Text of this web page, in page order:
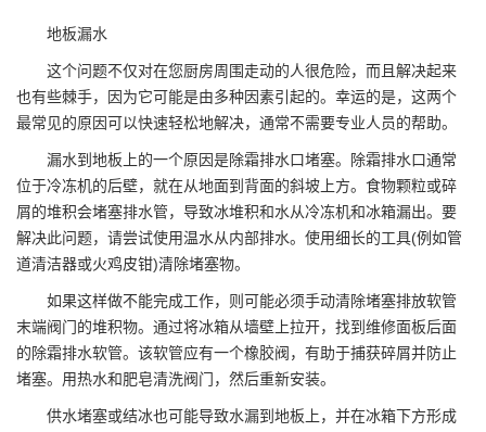
地板漏水
这个问题不仅对在您厨房周围走动的人很危险，而且解决起来
也有些棘手，因为它可能是由多种因素引起的。幸运的是，这两个
最常见的原因可以快速轻松地解决，通常不需要专业人员的帮助。
漏水到地板上的一个原因是除霜排水口堵塞。除霜排水口通常
位于冷冻机的后壁，就在从地面到背面的斜坡上方。食物颗粒或碎
屑的堆积会堵塞排水管，导致冰堆积和水从冷冻机和冰箱漏出。要
解决此问题，请尝试使用温水从内部排水。使用细长的工具(例如管
道清洁器或火鸡皮钳)清除堵塞物。
如果这样做不能完成工作，则可能必须手动清除堵塞排放软管
末端阀门的堆积物。通过将冰箱从墙壁上拉开，找到维修面板后面
的除霜排水软管。该软管应有一个橡胶阀，有助于捕获碎屑并防止
堵塞。用热水和肥皂清洗阀门，然后重新安装。
供水堵塞或结冰也可能导致水漏到地板上，并在冰箱下方形成